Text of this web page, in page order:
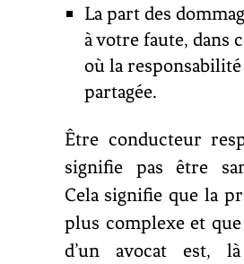
La part des
à votre faute, dans
où la
partagée.
Être conducteur
signifie pas être
Cela signifie que la
plus complexe et que
d’un avocat est,